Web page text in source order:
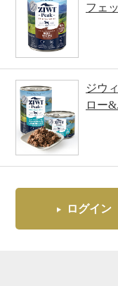
フェ
ジウ
ロー
ログイン